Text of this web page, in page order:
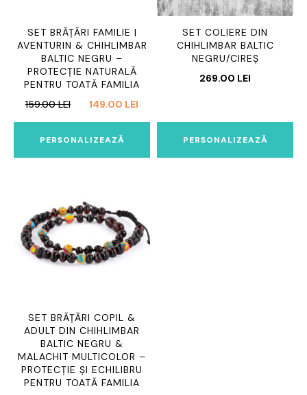
SET BRĂȚĂRI FAMILIE |
AVENTURIN & CHIHLIMBAR
BALTIC NEGRU –
PROTECȚIE NATURALĂ
PENTRU TOATĂ FAMILIA
159.00LEI
PREȚUL
149.00 LEI
PERSONALIZEAZĂ
SET COLIERE DIN
CHIHLIMBAR BALTIC
NEGRU/CIREȘ
269.00 LEI
PERSONALIZEAZĂ
SET BRĂȚĂRI COPIL &
ADULT DIN CHIHLIMBAR
BALTIC NEGRU &
MALACHIT MULTICOLOR –
PROTECȚIE ȘI ECHILIBRU
PENTRU TOATĂ FAMILIA